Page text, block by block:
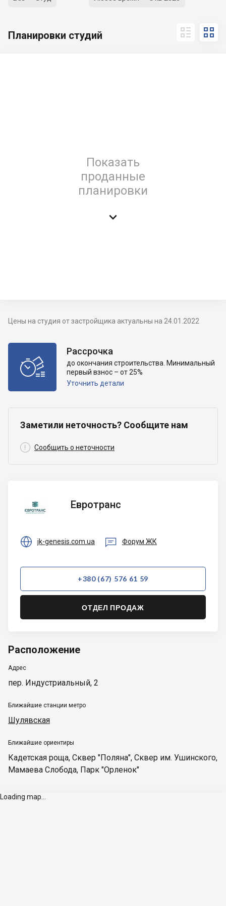
Планировки студий  
Показать
проданные
планировки

Цены на студия от застройщика актуальны на 24.01.2022

Рассрочка
до окончания строительства. Минимальный
первый взнос – от 25%
Уточнить детали
Заметили неточность? Сообщите нам
 Сообщить о неточности
Евротранс
 jk-genesis.com.ua  Форум ЖК
+380 (67) 576 61 59
ОТДЕЛ ПРОДАЖ
Расположение
Адрес
пер. Индустриальный, 2
Ближайшие станции метро
Шулявская
Ближайшие ориентиры
Кадетская роща, Сквер "Поляна", Сквер им. Ушинского,
Мамаева Слобода, Парк "Орленок"
Loading map...